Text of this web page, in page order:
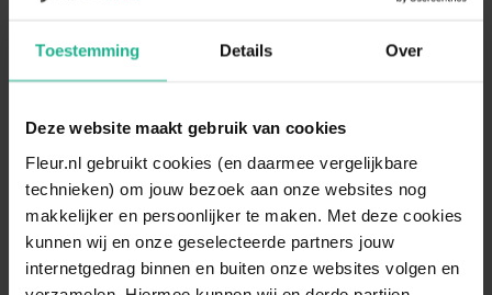
Toestemming Details Over
Deze website maakt gebruik van cookies
Fleur.nl gebruikt cookies (en daarmee vergelijkbare
technieken) om jouw bezoek aan onze websites nog
makkelijker en persoonlijker te maken. Met deze cookies
kunnen wij en onze geselecteerde partners jouw
internetgedrag binnen en buiten onze websites volgen en
Elho Brussels plantenspuit Wit
Lees volledige omschrijving